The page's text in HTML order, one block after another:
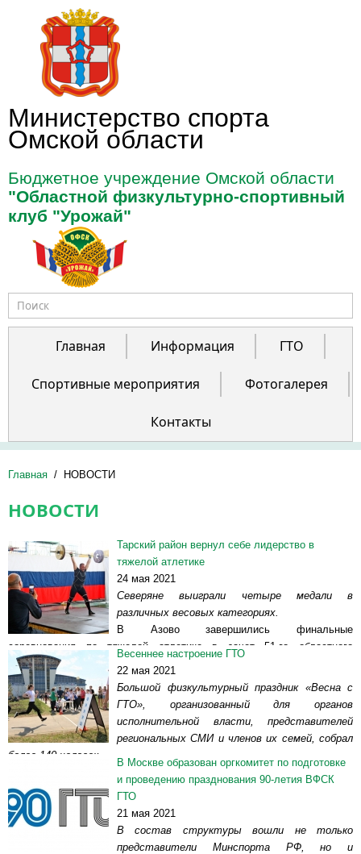
Перейти к основному содержанию
Министерство спорта
Омской области
Бюджетное учреждение Омской области
"Областной физкультурно-спортивный
клуб "Урожай"
Форма поиска
Главная
Информация ГТО
Спортивные мероприятия Фотогалерея
Контакты
Главная / НОВОСТИ
НОВОСТИ
Тарский район вернул себе лидерство в
тяжелой атлетике
24 мая 2021
Северяне выиграли четыре медали в
различных весовых категориях.
В Азово завершились финальные
соревнования по тяжелой атлетике в зачет 51-го областного
сельского спортивно-культурного праздника «Королева спорта –
Калачинск-2021», которые...
Читать далее >>
Весеннее настроение ГТО
22 мая 2021
Большой физкультурный праздник «Весна с
ГТО», организованный для органов
исполнительной власти, представителей
региональных СМИ и членов их семей, собрал
более 140 человек.
Сегодня в физкультурно-оздоровительном комплексе имени
Виктора...
Читать далее >>
В Москве образован оргкомитет по подготовке
и проведению празднования 90-летия ВФСК
ГТО
21 мая 2021
В состав структуры вошли не только
представители Минспорта РФ, но и